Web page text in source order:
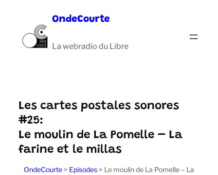
contenu
OndeCourte
La webradio du Libre
Les cartes postales sonores
#25:
Le moulin de La Pomelle – La
farine et le millas
OndeCourte > Episodes > Le moulin de La Pomelle – La